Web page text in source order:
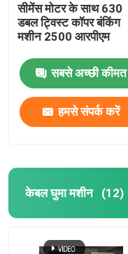
सीमेंस मोटर के साथ 630
डबल ट्विस्ट कॉपर बंकिंग
मशीन 2500 आरपीएम
सबसे अच्छी कीमत
हमसे संपर्क करें
केबल घुमा मशीन (12)